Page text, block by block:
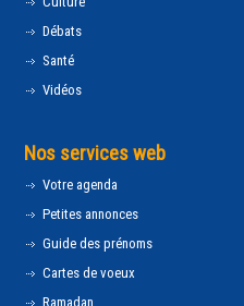
Débats
Santé
Vidéos
Nos services web
Votre agenda
Petites annonces
Guide des prénoms
Cartes de voeux
Ramadan